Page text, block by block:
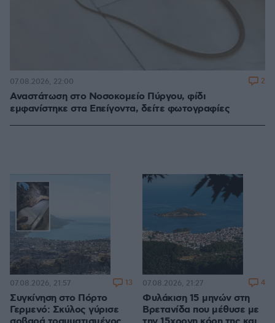
Αναστάτωση στο Νοσοκομείο Πύργου, φίδι
εμφανίστηκε στα Επείγοντα, δείτε φωτογραφίες
07.08.2026, 22:00 2
Συγκίνηση στο Πόρτο
Γερμενό: Σκύλος γύρισε
07.08.2026, 21:57 13
Φυλάκιση 15 μηνών στη
Βρετανίδα που μέθυσε με
07.08.2026, 21:27 4